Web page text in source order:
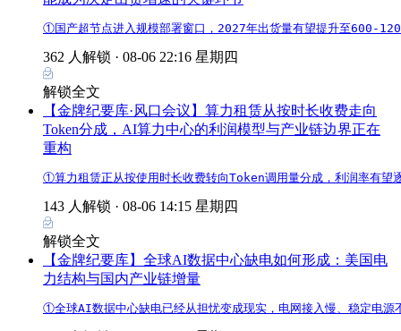
①国产超节点进入规模部署窗口，2027年出货量有望提升至600-
362 人解锁 · 08-06 22:16 星期四
解锁全文
【金牌纪要库·风口会议】算力租赁从按时长收费走向
Token分成，AI算力中心的利润模型与产业链边界正在
重构
①算力租赁正从按使用时长收费转向Token调用量分成，利润率有望
143 人解锁 · 08-06 14:15 星期四
解锁全文
【金牌纪要库】全球AI数据中心缺电如何形成：美国电
力结构与国内产业链增量
①全球AI数据中心缺电已经从担忧变成现实，电网接入慢、稳定电源